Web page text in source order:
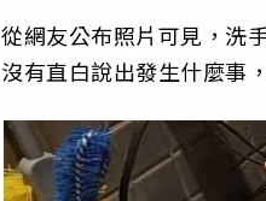
從網友公布照片可見，洗
沒有直白說出發生什麼事